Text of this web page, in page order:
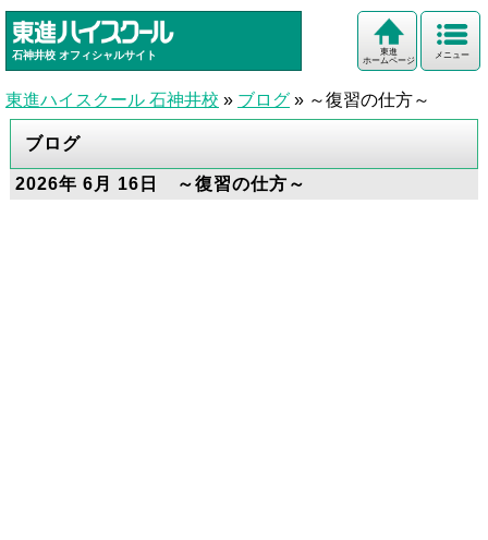
石神井校 オフィシャルサイト メニュー
東進
ホームページ
東進ハイスクール 石神井校 » ブログ » ～復習の仕方～
ブログ
2026年 6月 16日 ～復習の仕方～